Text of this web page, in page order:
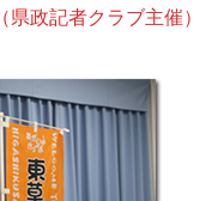
（県政記者クラブ主催）